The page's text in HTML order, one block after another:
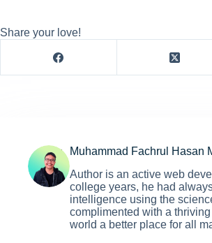
Share your love!
Muhammad Fachrul Hasan
Author is an active web
college years, he had
intelligence using the
complimented with a
world a better place for all